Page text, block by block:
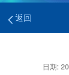
返回
日期: